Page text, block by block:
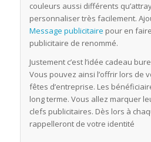
couleurs aussi différents
personnaliser très facilement.
Message publicitaire pour en
publicitaire de renommé.
Justement c’est l’idée cadeau
Vous pouvez ainsi l’offrir lors de
fêtes d’entreprise. Les
long terme. Vous allez marquer
clefs publicitaires. Dès lors à
rappelleront de votre identité